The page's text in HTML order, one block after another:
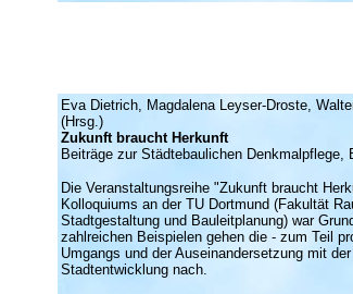
Eva Dietrich, Magdalena Leyser-Droste,
(Hrsg.)
Zukunft braucht Herkunft
Beiträge zur Städtebaulichen Denkmalpflege,
Die Veranstaltungsreihe "Zukunft braucht
Kolloquiums an der TU Dortmund (Fakultät
Stadtgestaltung und Bauleitplanung) war
zahlreichen Beispielen gehen die - zum Teil
Umgangs und der Auseinandersetzung mit
Stadtentwicklung nach.